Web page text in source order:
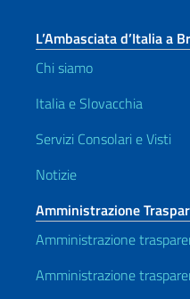
L’Ambasciata d’Italia a
Chi siamo
Italia e Slovacchia
Servizi Consolari e Visti
Notizie
Amministrazione
Amministrazione
Amministrazione